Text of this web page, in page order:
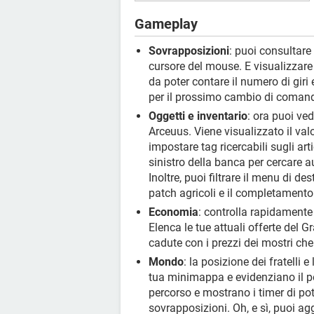
Gameplay
Sovrapposizioni: puoi
cursore del mouse. E
da poter contare il numero di giri
per il prossimo cambio di
Oggetti e inventario: ora puoi
Arceuus. Viene visualizzato il
impostare tag ricercabili sugli
sinistro della banca per cercare
Inoltre, puoi filtrare il menu di
patch agricoli e il
Economia: controlla
Elenca le tue attuali offerte del
cadute con i prezzi dei mostri
Mondo: la posizione dei fratelli
tua minimappa e evidenziano il
percorso e mostrano i timer di
sovrapposizioni. Oh, e sì, puoi